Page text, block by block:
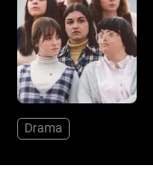
Drama